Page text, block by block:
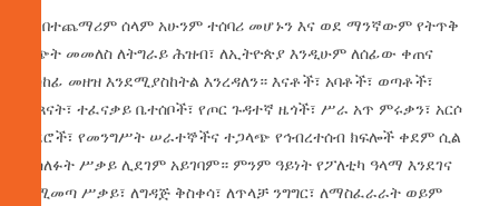
3. በተጨማሪም ሰላም አሁንም ተሰባሪ መሆኑን እና ወደ ማንኛውም የትጥቅ
ግጭት መመለስ ለትግራይ ሕዝብ፣ ለኢትዮጵያ እንዲሁም ለሰፊው ቀጠና
አስከፊ መዘዝ እንደሚያስከትል እንረዳለን። እናቶች፣ አባቶች፣ ወጣቶች፣
ሕጻናት፣ ተፈናቃይ ቤተሰቦች፣ የጦር ጉዳተኛ ዜጎች፣ ሥራ አጥ ምሩቃን፣ አርሶ
አደሮች፣ የመንግሥት ሠራተኞችና ተጋላጭ የኅብረተሰብ ክፍሎች ቀደም ሲል
ያሳለፉት ሥቃይ ሊደገም አይገባም። ምንም ዓይነት የፖለቲካ ዓላማ እንደገና
ለሚመጣ ሥቃይ፣ ለግዳጅ ቅስቀሳ፣ ለጥላቻ ንግግር፣ ለማስፈራራት ወይም